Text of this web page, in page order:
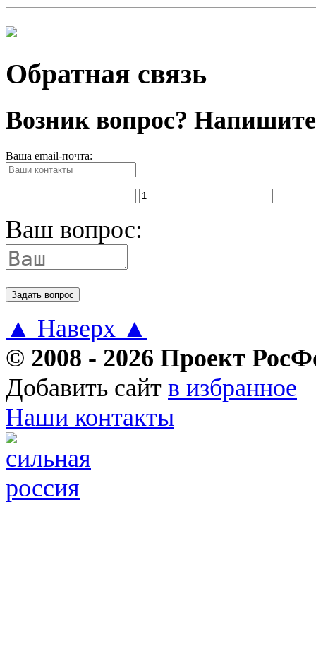
Обратная связь
Возник вопрос?
Ваша email-почта:
Ваш вопрос:
Задать вопрос
▲ Наверх ▲
© 2008 - 2026 Проект
Добавить сайт в избранное
Наши контакты